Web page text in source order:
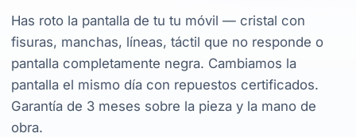
Has roto la pantalla de tu tu móvil — cristal con
fisuras, manchas, líneas, táctil que no responde o
pantalla completamente negra. Cambiamos la
pantalla el mismo día con repuestos certificados.
Garantía de 3 meses sobre la pieza y la mano de
obra.